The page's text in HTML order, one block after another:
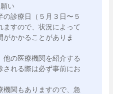
い
診療日（５月３日〜５
ますので、状況によって
がかかることがありま
の医療機関を紹介する
される際は必ず事前にお
関もありますので、急